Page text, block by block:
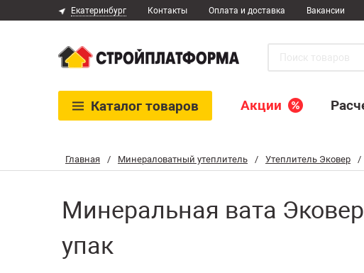
Главная / Минераловатный утеплитель / Утеплитель Эковер /
Минеральная вата
упак
Екатеринбург Контакты Оплата и доставка Вакансии
Каталог товаров Акции